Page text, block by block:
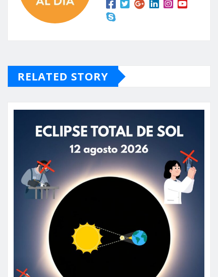
RELATED STORY